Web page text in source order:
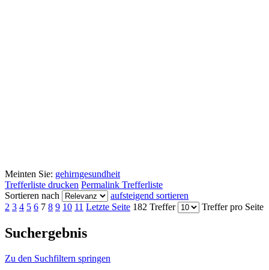
Meinten Sie: gehirngesundheit
Trefferliste drucken Permalink Trefferliste
Sortieren nach
aufsteigend sortieren
2 3 4 5 6 7 8 9 10 11 Letzte Seite 182 Treffer Treffer pro Seite
Suchergebnis
Zu den Suchfiltern springen